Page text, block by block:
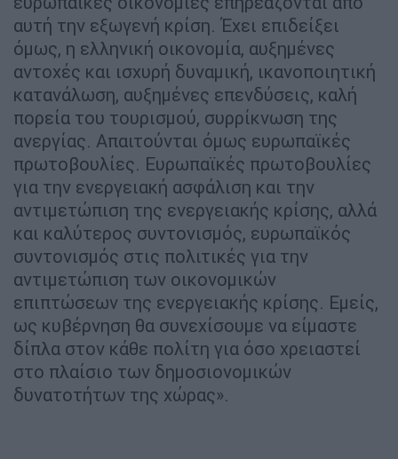
αυτή την εξωγενή κρίση. Έχει επιδείξει
όμως, η ελληνική οικονομία, αυξημένες
αντοχές και ισχυρή δυναμική, ικανοποιητική
κατανάλωση, αυξημένες επενδύσεις, καλή
πορεία του τουρισμού, συρρίκνωση της
ανεργίας. Απαιτούνται όμως ευρωπαϊκές
πρωτοβουλίες. Ευρωπαϊκές πρωτοβουλίες
για την ενεργειακή ασφάλιση και την
αντιμετώπιση της ενεργειακής κρίσης, αλλά
και καλύτερος συντονισμός, ευρωπαϊκός
συντονισμός στις πολιτικές για την
αντιμετώπιση των οικονομικών
επιπτώσεων της ενεργειακής κρίσης. Εμείς,
ως κυβέρνηση θα συνεχίσουμε να είμαστε
δίπλα στον κάθε πολίτη για όσο χρειαστεί
στο πλαίσιο των δημοσιονομικών
δυνατοτήτων της χώρας».